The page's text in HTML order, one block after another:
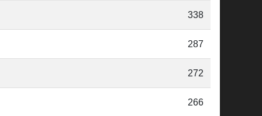
338
287
272
266